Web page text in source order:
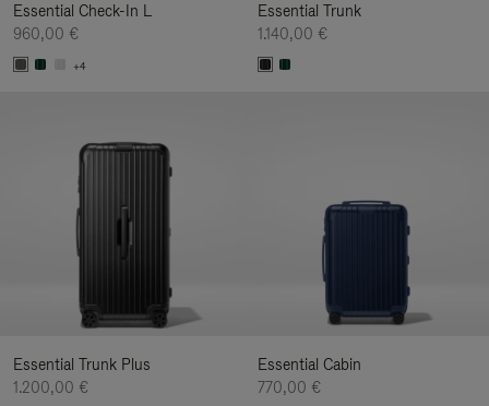
Essential Check-In L
960,00 €
+4
Essential Trunk
1.140,00 €
Essential Trunk Plus
1.200,00 €
Essential Cabin
770,00 €